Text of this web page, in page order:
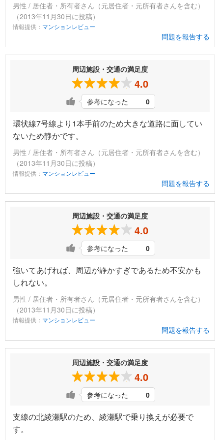
男性 / 居住者・所有者さん（元居住者・元所有者さんを含む）
（2013年11月30日に投稿）
情報提供： マンションレビュー
問題を報告する
周辺施設・交通の満足度
4.0
参考になった 0
環状線7号線より1本手前のため大きな道路に面してい
ないため静かです。
男性 / 居住者・所有者さん（元居住者・元所有者さんを含む）
（2013年11月30日に投稿）
情報提供： マンションレビュー
問題を報告する
周辺施設・交通の満足度
4.0
参考になった 0
強いてあげれば、周辺が静かすぎであるため不安かも
しれない。
男性 / 居住者・所有者さん（元居住者・元所有者さんを含む）
（2013年11月30日に投稿）
情報提供： マンションレビュー
問題を報告する
周辺施設・交通の満足度
4.0
参考になった 0
支線の北綾瀬駅のため、綾瀬駅で乗り換えが必要で
す。